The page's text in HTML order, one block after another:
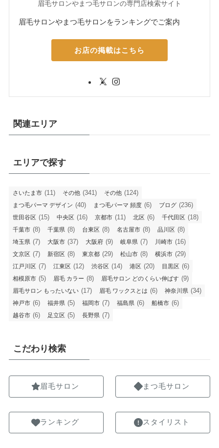
眉毛サロンやまつ毛サロンの専門店検索サイト
眉毛サロンやまつ毛サロンをランキングでご案内
お店の掲載はこちら
関連エリア
エリアで探す
さいたま市 (11) その他 (341) その他 (124)
まつ毛パーマ デザイン (40) まつ毛パーマ 頻度 (6) ブログ (236)
世田谷区 (15) 中央区 (16) 京都市 (11) 北区 (6) 千代田区 (18)
千葉市 (8) 千葉県 (8) 台東区 (8) 名古屋市 (8) 品川区 (8)
埼玉県 (7) 大阪市 (37) 大阪府 (9) 岐阜県 (7) 川崎市 (16)
文京区 (7) 新宿区 (8) 東京都 (29) 松山市 (8) 横浜市 (29)
江戸川区 (7) 江東区 (12) 渋谷区 (14) 港区 (20) 目黒区 (6)
相模原市 (5) 眉毛 カラー (8) 眉毛サロン どのくらい伸ばす (9)
眉毛サロン もったいない (17) 眉毛 ワックスとは (6) 神奈川県 (34)
神戸市 (6) 福井県 (5) 福岡市 (7) 福島県 (6) 船橋市 (6)
越谷市 (6) 足立区 (5) 長野県 (7)
こだわり検索
眉毛サロン
ランキング
まつ毛サロン
スタイリスト